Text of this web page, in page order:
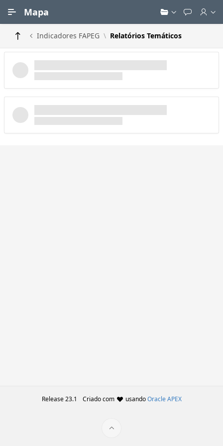
Mapa
Indicadores FAPEG Relatórios Temáticos
Release 23.1 Criado com usandoOracle APEX